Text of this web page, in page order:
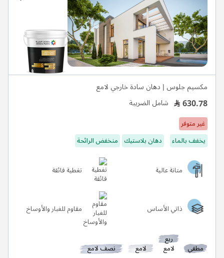
مكسيم جلوس | دهان سادة خارجي لامع
630.78 شامل الضريبة
غير متوفر
يخفف بالماء
دهان بلاستيك منخفض الرائحة
متانة عالية تغطية فائقة
ذاتي الأساس مقاوم للغبار والأوساخ
مطفي
ربع
لامع لامع نصف لامع